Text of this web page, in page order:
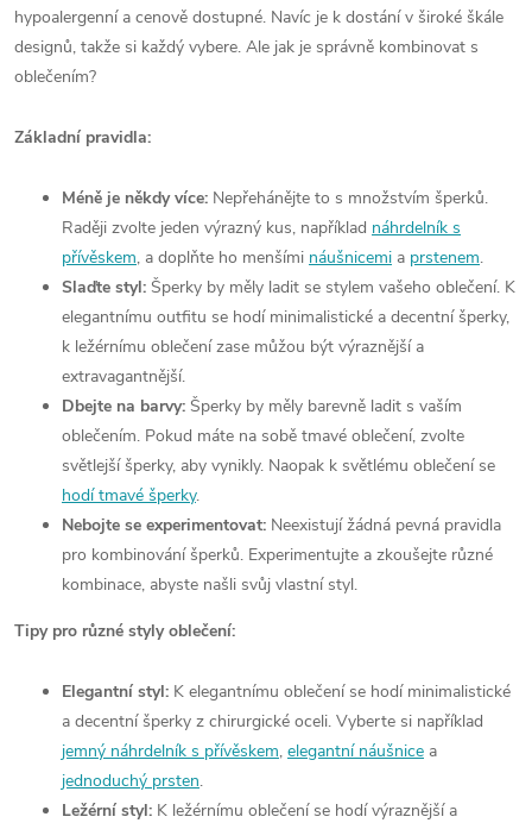
hypoalergenní a cenově dostupné. Navíc je k dostání v široké škále
designů, takže si každý vybere. Ale jak je správně kombinovat s
oblečením?
Základní pravidla:
Méně je někdy více: Nepřehánějte to s množstvím šperků.
Raději zvolte jeden výrazný kus, například náhrdelník s
přívěskem, a doplňte ho menšími náušnicemi a prstenem.
Slaďte styl: Šperky by měly ladit se stylem vašeho oblečení. K
elegantnímu outfitu se hodí minimalistické a decentní šperky,
k ležérnímu oblečení zase můžou být výraznější a
extravagantnější.
Dbejte na barvy: Šperky by měly barevně ladit s vaším
oblečením. Pokud máte na sobě tmavé oblečení, zvolte
světlejší šperky, aby vynikly. Naopak k světlému oblečení se
hodí tmavé šperky.
Nebojte se experimentovat: Neexistují žádná pevná pravidla
pro kombinování šperků. Experimentujte a zkoušejte různé
kombinace, abyste našli svůj vlastní styl.
Tipy pro různé styly oblečení:
Elegantní styl: K elegantnímu oblečení se hodí minimalistické
a decentní šperky z chirurgické oceli. Vyberte si například
jemný náhrdelník s přívěskem, elegantní náušnice a
jednoduchý prsten.
Ležérní styl: K ležérnímu oblečení se hodí výraznější a